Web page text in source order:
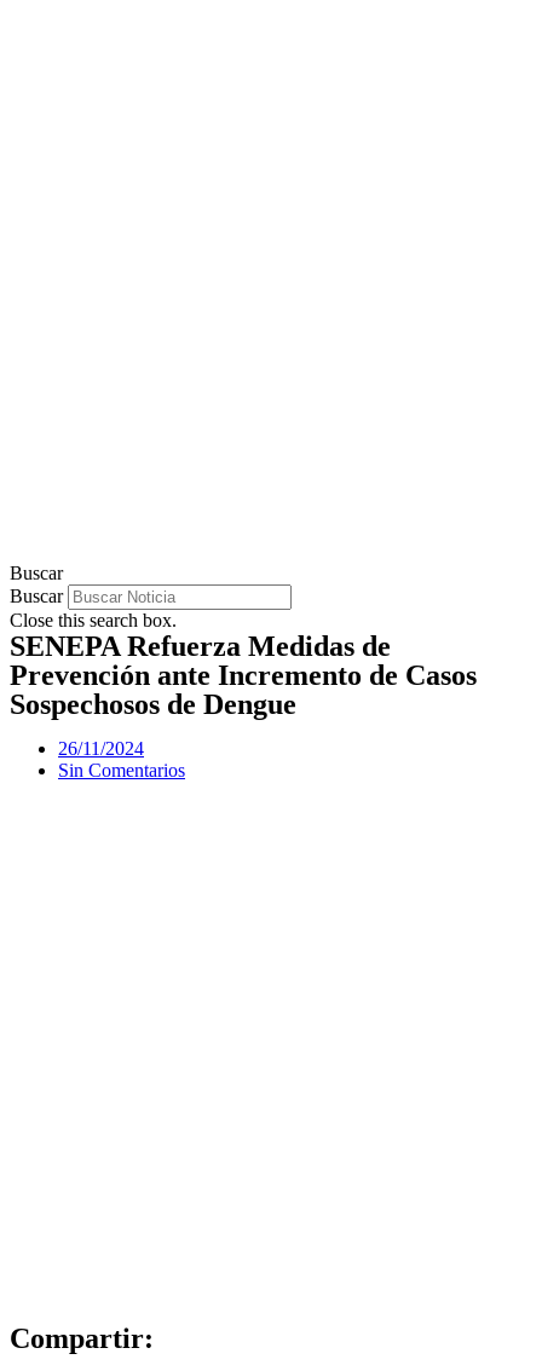
Buscar
Buscar
Close this search box.
SENEPA Refuerza Medidas de
Prevención ante Incremento de Casos
Sospechosos de Dengue
26/11/2024
Sin Comentarios
Compartir: